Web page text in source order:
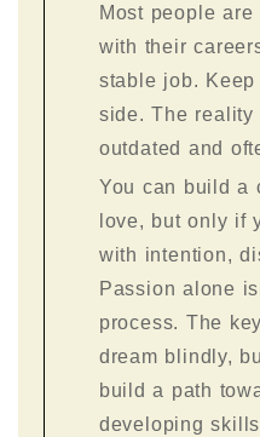
Most people are
with their
stable job.
side. The
outdated and
You can build a
love, but only if
with intention,
Passion alone
process. The
dream blindly,
build a path
developing